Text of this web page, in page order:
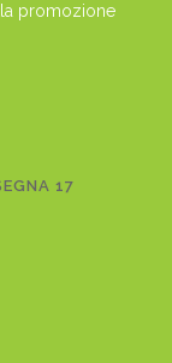
promozione
17